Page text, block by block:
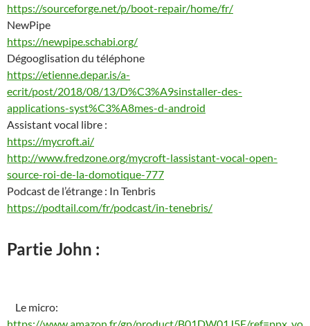
https://sourceforge.net/p/boot-repair/home/fr/
NewPipe
https://newpipe.schabi.org/
Dégooglisation du téléphone
https://etienne.depar.is/a-
ecrit/post/2018/08/13/D%C3%A9sinstaller-des-
applications-syst%C3%A8mes-d-android
Assistant vocal libre :
https://mycroft.ai/
http://www.fredzone.org/mycroft-lassistant-vocal-open-
source-roi-de-la-domotique-777
Podcast de l’étrange : In Tenbris
https://podtail.com/fr/podcast/in-tenebris/
Partie John :
Le micro: